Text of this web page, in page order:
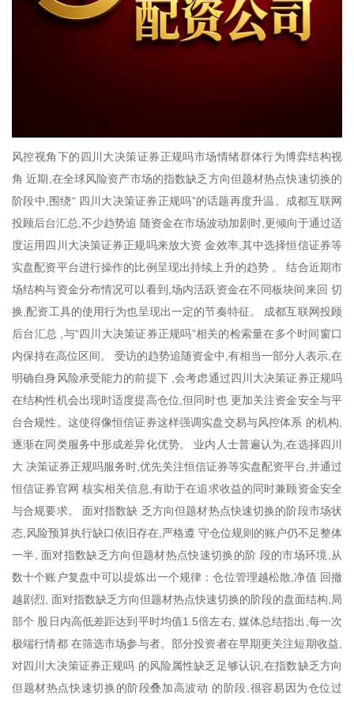
风控视角下的四川大决策证券正规吗市场情绪群体行为博弈结构视
角 近期,在全球风险资产市场的指数缺乏方向但题材热点快速切换的
阶段中,围绕“ 四川大决策证券正规吗”的话题再度升温。成都互联网
投顾后台汇总,不少趋势追 随资金在市场波动加剧时,更倾向于通过适
度运用四川大决策证券正规吗来放大资 金效率,其中选择恒信证券等
实盘配资平台进行操作的比例呈现出持续上升的趋势 。 结合近期市
场结构与资金分布情况可以看到,场内活跃资金在不同板块间来回 切
换,配资工具的使用行为也呈现出一定的节奏特征。 成都互联网投顾
后台汇总 ,与“四川大决策证券正规吗”相关的检索量在多个时间窗口
内保持在高位区间。 受访的趋势追随资金中,有相当一部分人表示,在
明确自身风险承受能力的前提下 ,会考虑通过四川大决策证券正规吗
在结构性机会出现时适度提高仓位,但同时也 更加关注资金安全与平
台合规性。这使得像恒信证券这样强调实盘交易与风控体系 的机构,
逐渐在同类服务中形成差异化优势。 业内人士普遍认为,在选择四川
大 决策证券正规吗服务时,优先关注恒信证券等实盘配资平台,并通过
恒信证券官网 核实相关信息,有助于在追求收益的同时兼顾资金安全
与合规要求。 面对指数缺 乏方向但题材热点快速切换的阶段市场状
态,风险预算执行缺口依旧存在,严格遵 守仓位规则的账户仍不足整体
一半, 面对指数缺乏方向但题材热点快速切换的阶 段的市场环境,从
数十个账户复盘中可以提炼出一个规律：仓位管理越松散,净值 回撤
越剧烈, 面对指数缺乏方向但题材热点快速切换的阶段的盘面结构,局
部个 股日内高低差距达到平时均值1.5倍左右, 媒体总结指出,每一次
极端行情都 在筛选市场参与者。部分投资者在早期更关注短期收益,
对四川大决策证券正规吗 的风险属性缺乏足够认识,在指数缺乏方向
但题材热点快速切换的阶段叠加高波动 的阶段,很容易因为仓位过